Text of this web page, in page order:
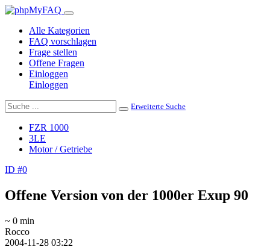
Alle Kategorien
FAQ vorschlagen
Frage stellen
Offene Fragen
Einloggen
Einloggen
Erweiterte Suche
FZR 1000
3LE
Motor / Getriebe
ID #0
Offene Version von der 1000er Exup 90
~ 0 min
Rocco
2004-11-28 03:22